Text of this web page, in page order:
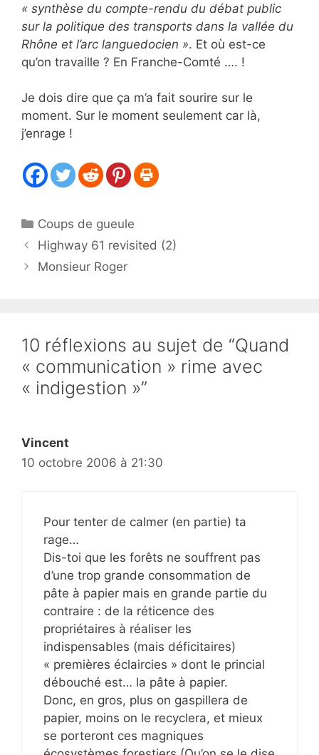
« synthèse du compte-rendu du débat public
sur la politique des transports dans la vallée du
Rhône et l’arc languedocien ». Et où est-ce
qu’on travaille ? En Franche-Comté …. !
Je dois dire que ça m’a fait sourire sur le
moment. Sur le moment seulement car là,
j’enrage !
Catégories
Coups de gueule
Highway 61 revisited (2)
Monsieur Roger
10 réflexions au sujet de “Quand
« communication » rime avec
« indigestion »”
Vincent
10 octobre 2006 à 21:30
Pour tenter de calmer (en partie) ta
rage…
Dis-toi que les forêts ne souffrent pas
d’une trop grande consommation de
pâte à papier mais en grande partie du
contraire : de la réticence des
propriétaires à réaliser les
indispensables (mais déficitaires)
« premières éclaircies » dont le princial
débouché est… la pâte à papier.
Donc, en gros, plus on gaspillera de
papier, moins on le recyclera, et mieux
se porteront ces magniques